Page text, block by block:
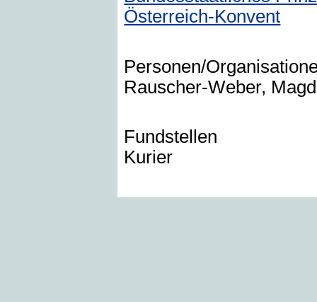
Österreich-Konvent
Personen/
Rauscher-Weber,
Fundstellen
Kurier